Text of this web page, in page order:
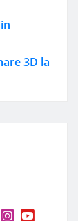
3D la